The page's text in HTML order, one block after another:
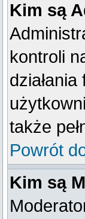
Kim są
kontroli
także
Powrót
Kim są